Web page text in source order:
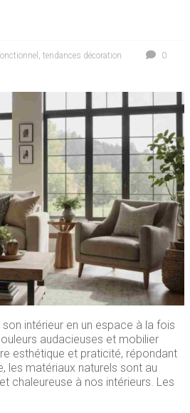
tendances décoration
0
intérieur en un espace à la fois
audacieuses et mobilier
esthétique et praticité, répondant
les matériaux naturels sont au
chaleureuse à nos intérieurs. Les